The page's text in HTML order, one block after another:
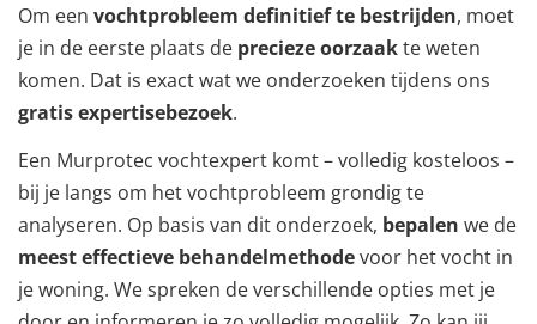
Om een vochtprobleem definitief te bestrijden, moet
je in de eerste plaats de precieze oorzaakte weten
komen. Dat is exact wat we onderzoeken tijdens ons
gratis expertisebezoek.
Een Murprotec vochtexpert komt – volledig kosteloos –
bij je langs om het vochtprobleem grondig te
analyseren. Op basis van dit onderzoek, bepalen we de
meest effectieve behandelmethodevoor het vocht in
je woning. We spreken de verschillende opties met je